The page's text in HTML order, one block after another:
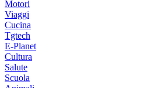
Motori
Viaggi
Cucina
Tgtech
E-Planet
Cultura
Salute
Scuola